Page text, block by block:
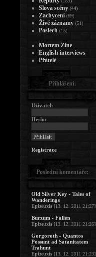
Slova scény (44)
Zachycení (69)
Živé záznamy (51)
Poslech (15)
Mortem Zine
English interviews
Přátelé
Přihlášení:
Uživatel:
Heslo:
Registrace
Poslední komentáře:
Old Silver Key - Tales of
Wanderings
Epizeuxis [13. 12. 2011 21:27]
Burzum - Fallen
Epizeuxis [13. 12. 2011 21:26]
Gorgoroth - Quantos
Possunt ad Satanitatem
Trahunt
Epizeuxis [13. 12. 2011 21:23]